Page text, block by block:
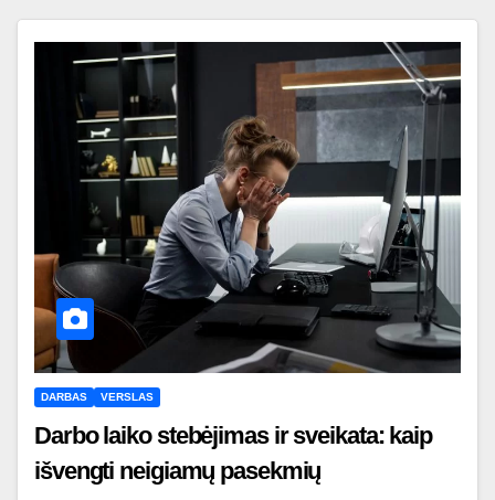
DARBAS VERSLAS
Darbo laiko stebėjimas ir sveikata: kaip
išvengti neigiamų pasekmių